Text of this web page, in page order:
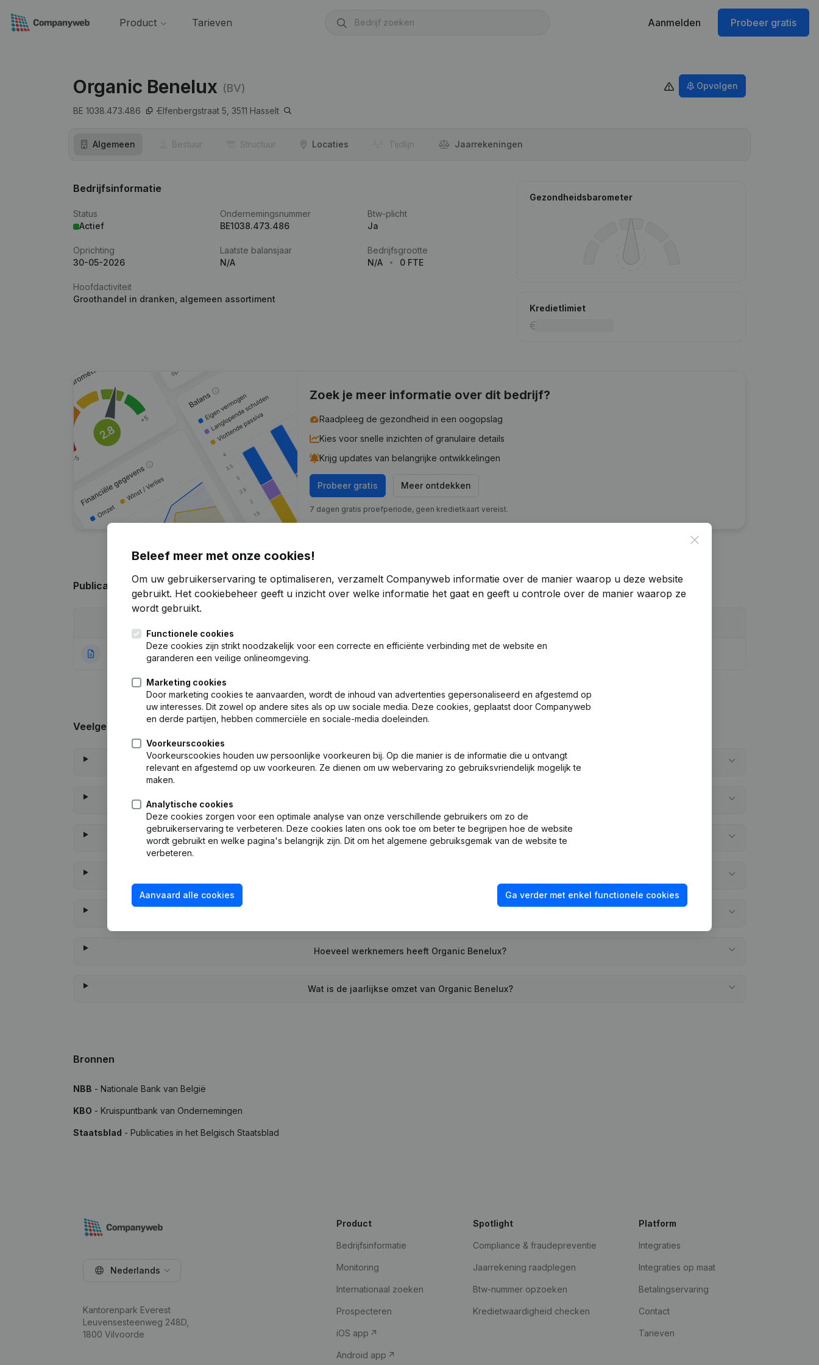
Product Tarieven Aanmelden Probeer gratis
Organic Benelux (BV)
BE 1038.473.486 Elfenbergstraat 5, 3511 Hasselt
Opvolgen
Algemeen Bestuur Structuur Locaties Tijdlijn Jaar­rekeningen
Bedrijfsinformatie
Status
Actief
Ondernemingsnummer
BE1038.473.486
Btw-plicht
Ja
Oprichting
30-05-2026
Laatste balansjaar
N/A
Bedrijfsgrootte
N/A
0 FTE
Hoofdactiviteit
Groothandel in dranken, algemeen assortiment
Gezondheidsbarometer
Kredietlimiet
Zoek je meer informatie over dit bedrijf?
Raadpleeg de gezondheid in een oogopslag
Kies voor snelle inzichten of granulaire details
Krijg updates van belangrijke ontwikkelingen
Probeer gratis Meer ontdekken
7 dagen gratis proefperiode, geen kredietkaart vereist.
Publicaties van Organic Benelux
Rubriek Oprichting (Nieuwe Rechtspersoon, Opening Bijkantoor, enz...)
Veelgestelde vragen
Wat is het btw-nummer van Organic Benelux?
Wanneer werd Organic Benelux opgericht?
Hoeveel werknemers heeft Organic Benelux?
Wat is de jaarlijkse omzet van Organic Benelux?
Bronnen
NBB - Nationale Bank van België
KBO - Kruispuntbank van Ondernemingen
Staatsblad - Publicaties in het Belgisch Staatsblad
Close
Beleef meer met onze cookies!
Om uw gebruikerservaring te optimaliseren, verzamelt Companyweb informatie over de manier waarop u deze website
gebruikt. Het cookiebeheer geeft u inzicht over welke informatie het gaat en geeft u controle over de manier waarop ze
wordt gebruikt.
Functionele cookies
Deze cookies zijn strikt noodzakelijk voor een correcte en efficiënte verbinding met de website en
garanderen een veilige onlineomgeving.
Marketing cookies
Door marketing cookies te aanvaarden, wordt de inhoud van advertenties gepersonaliseerd en afgestemd op
uw interesses. Dit zowel op andere sites als op uw sociale media. Deze cookies, geplaatst door Companyweb
en derde partijen, hebben commerciële en sociale-media doeleinden.
Voorkeurscookies
Voorkeurscookies houden uw persoonlijke voorkeuren bij. Op die manier is de informatie die u ontvangt
relevant en afgestemd op uw voorkeuren. Ze dienen om uw webervaring zo gebruiksvriendelijk mogelijk te
maken.
Analytische cookies
Deze cookies zorgen voor een optimale analyse van onze verschillende gebruikers om zo de
gebruikerservaring te verbeteren. Deze cookies laten ons ook toe om beter te begrijpen hoe de website
wordt gebruikt en welke pagina's belangrijk zijn. Dit om het algemene gebruiksgemak van de website te
verbeteren.
Aanvaard alle cookies Ga verder met enkel functionele cookies
Nederlands
Kantorenpark Everest
Leuvensesteenweg 248D,
1800 Vilvoorde
Product
Bedrijfsinformatie
Monitoring
Internationaal zoeken
Prospecteren
iOS app
Android app
Spotlight
Compliance & fraudepreventie
Jaarrekening raadplegen
Btw-nummer opzoeken
Kredietwaardigheid checken
Platform
Integraties
Integraties op maat
Betalingservaring
Contact
Tarieven